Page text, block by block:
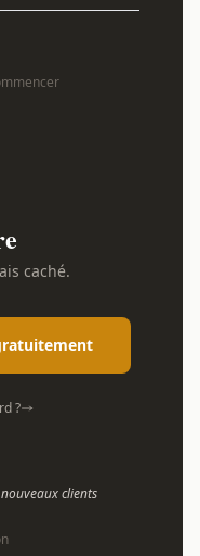
caché.
?
clients